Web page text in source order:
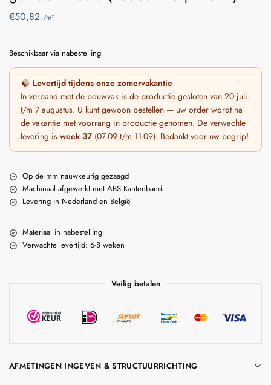
€50,82 /m²
Beschikbaar via nabestelling
Levertijd tijdens onze zomervakantie
In verband met de bouwvak is de productie gesloten van 20 juli
t/m 7 augustus. U kunt gewoon bestellen — uw order wordt na
de vakantie met voorrang in productie genomen. De verwachte
levering is week 37 (07-09 t/m 11-09). Bedankt voor uw begrip!
Op de mm nauwkeurig gezaagd
Machinaal afgewerkt met ABS Kantenband
Levering in Nederland en België
Materiaal in nabestelling
Verwachte levertijd: 6-8 weken
Veilig betalen
AFMETINGEN INGEVEN & STRUCTUURRICHTING